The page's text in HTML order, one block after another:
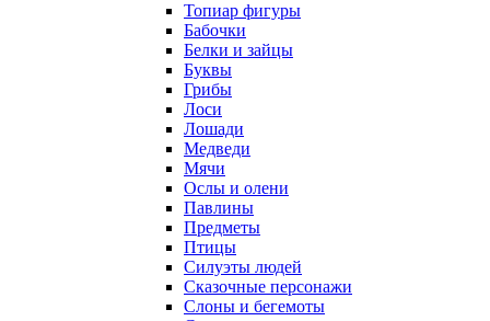
Топиар фигуры
Бабочки
Белки и зайцы
Буквы
Грибы
Лоси
Лошади
Медведи
Мячи
Ослы и олени
Павлины
Предметы
Птицы
Силуэты людей
Сказочные персонажи
Слоны и бегемоты